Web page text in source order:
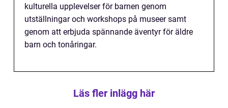
kulturella upplevelser för barnen genom
utställningar och workshops på museer samt
genom att erbjuda spännande äventyr för äldre
barn och tonåringar.
Läs fler inlägg här